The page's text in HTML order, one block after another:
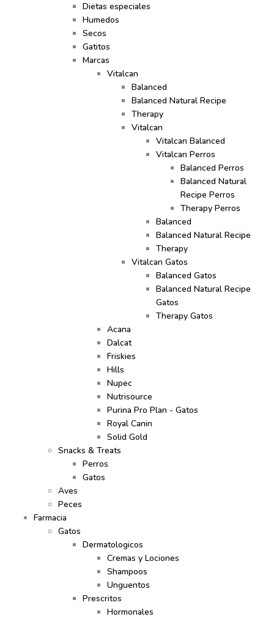
Dietas especiales
Humedos
Secos
Gatitos
Marcas
Vitalcan
Balanced
Balanced Natural Recipe
Therapy
Vitalcan
Vitalcan Balanced
Vitalcan Perros
Balanced Perros
Balanced Natural
Recipe Perros
Therapy Perros
Balanced
Balanced Natural Recipe
Therapy
Vitalcan Gatos
Balanced Gatos
Balanced Natural Recipe
Gatos
Therapy Gatos
Acana
Dalcat
Friskies
Hills
Nupec
Nutrisource
Purina Pro Plan - Gatos
Royal Canin
Solid Gold
Snacks & Treats
Perros
Gatos
Aves
Peces
Farmacia
Gatos
Dermatologicos
Cremas y Lociones
Shampoos
Unguentos
Prescritos
Hormonales